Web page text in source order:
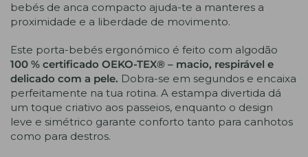
bebés de anca compacto ajuda-te a manteres a
proximidade e a liberdade de movimento.
Este porta-bebés ergonómico é feito com algodão
100 % certificado OEKO-TEX® – macio, respirável e
delicado com a pele. Dobra-se em segundos e encaixa
perfeitamente na tua rotina. A estampa divertida dá
um toque criativo aos passeios, enquanto o design
leve e simétrico garante conforto tanto para canhotos
como para destros.